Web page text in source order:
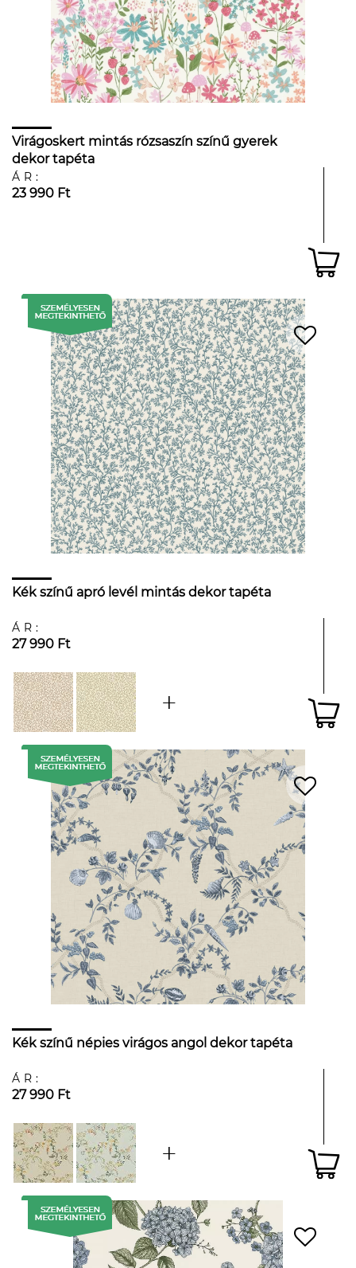
Virágoskert mintás rózsaszín színű gyerek
dekor tapéta
ÁR:
23 990 Ft
Kék színű apró levél mintás dekor tapéta
ÁR:
27 990 Ft
Kék színű népies virágos angol dekor tapéta
ÁR:
27 990 Ft